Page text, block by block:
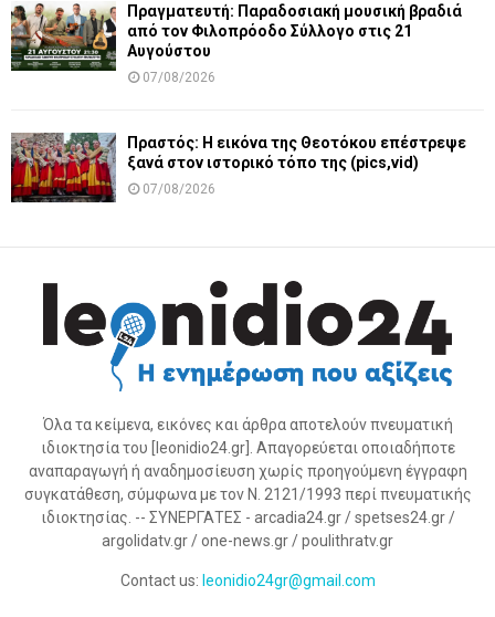
Πραγματευτή: Παραδοσιακή μουσική βραδιά
από τον Φιλοπρόοδο Σύλλογο στις 21
Αυγούστου
07/08/2026
Πραστός: Η εικόνα της Θεοτόκου επέστρεψε
ξανά στον ιστορικό τόπο της (pics,vid)
07/08/2026
Όλα τα κείμενα, εικόνες και άρθρα αποτελούν πνευματική
ιδιοκτησία του [leonidio24.gr]. Απαγορεύεται οποιαδήποτε
αναπαραγωγή ή αναδημοσίευση χωρίς προηγούμενη έγγραφη
συγκατάθεση, σύμφωνα με τον Ν. 2121/1993 περί πνευματικής
ιδιοκτησίας. -- ΣΥΝΕΡΓΑΤΕΣ - arcadia24.gr / spetses24.gr /
argolidatv.gr / one-news.gr / poulithratv.gr
Contact us: leonidio24gr@gmail.com